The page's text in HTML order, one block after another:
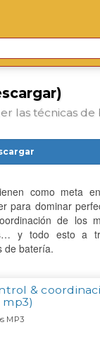
las técnicas de
como meta
para dominar
de los
y todo esto a
de batería.
&
MP3